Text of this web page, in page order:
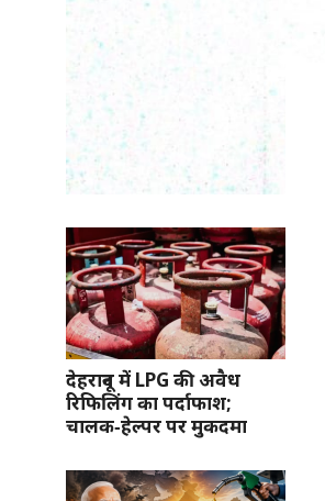
देहरादून में LPG की अवैध
रिफिलिंग का पर्दाफाश;
चालक‑हेल्पर पर मुकदमा